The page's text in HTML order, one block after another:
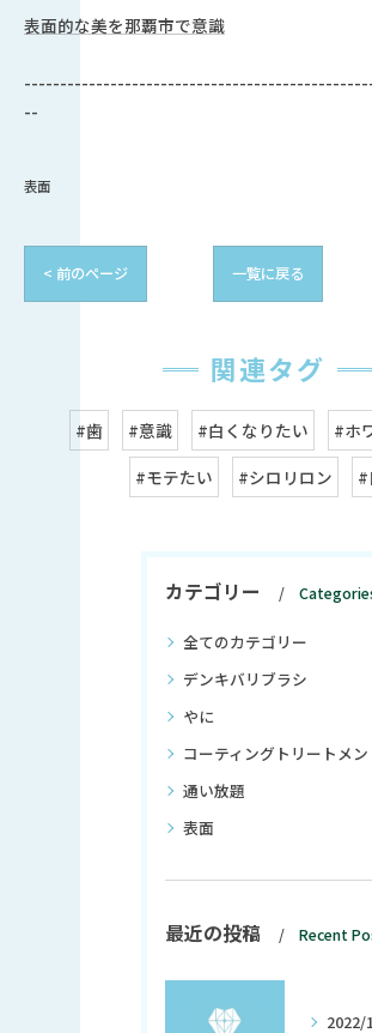
表面的な美を那覇市で意識
--
表面
< 前のページ 一覧に戻る
関連タグ
#歯 #意識 #白くなりたい
#ホ
#モテたい
#シロリロン #
カテゴリー
全てのカテゴリー
デンキバリブラシ
やに
コーティングトリートメン
通い放題
表面
最近の投稿 Recent
2022/